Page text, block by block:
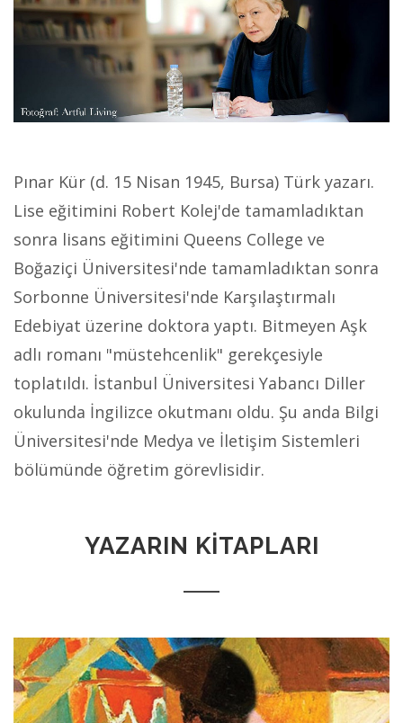
Pınar Kür (d. 15 Nisan 1945, Bursa) Türk yazarı.
Lise eğitimini Robert Kolej'de tamamladıktan
sonra lisans eğitimini Queens College ve
Boğaziçi Üniversitesi'nde tamamladıktan sonra
Sorbonne Üniversitesi'nde Karşılaştırmalı
Edebiyat üzerine doktora yaptı. Bitmeyen Aşk
adlı romanı "müstehcenlik" gerekçesiyle
toplatıldı. İstanbul Üniversitesi Yabancı Diller
okulunda İngilizce okutmanı oldu. Şu anda Bilgi
Üniversitesi'nde Medya ve İletişim Sistemleri
bölümünde öğretim görevlisidir.
YAZARIN KİTAPLARI